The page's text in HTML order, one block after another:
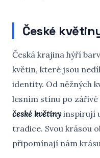
České
Česká krajina hýří
květin, které jsou
identity. Od něžných
lesním stínu po
české květiny inspirují
tradice. Svou krásou
připomínají nám